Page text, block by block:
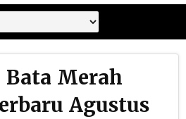
Merah
Agustus